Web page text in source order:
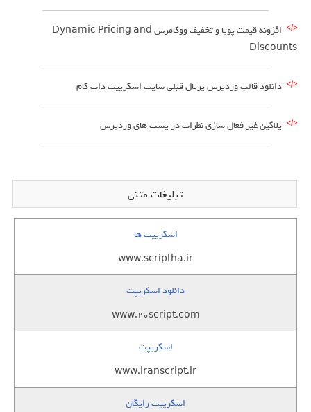
افزونه قیمت پویا و تخفیف ووکامرس Dynamic Pricing and
Discounts
دانلود قالب وردپرس پرتال قبلی سایت اسکریپت دات کام
پلاگین غیر فعال سازی نطرات در پست های وردپرس
تبلیغات متنی
اسکریپت ها
www.scriptha.ir
دانلود اسکریپت
www.20script.com
اسکریپت
www.iranscript.ir
اسکریپت رایگان